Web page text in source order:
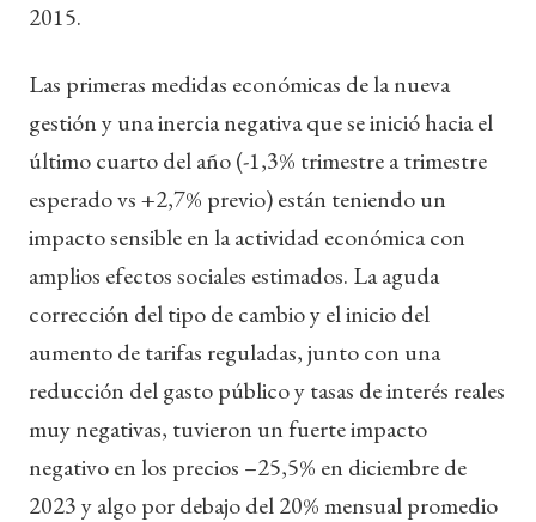
2015.
Las primeras medidas económicas de la nueva
gestión y una inercia negativa que se inició hacia el
último cuarto del año (-1,3% trimestre a trimestre
esperado vs +2,7% previo) están teniendo un
impacto sensible en la actividad económica con
amplios efectos sociales estimados. La aguda
corrección del tipo de cambio y el inicio del
aumento de tarifas reguladas, junto con una
reducción del gasto público y tasas de interés reales
muy negativas, tuvieron un fuerte impacto
negativo en los precios –25,5% en diciembre de
2023 y algo por debajo del 20% mensual promedio